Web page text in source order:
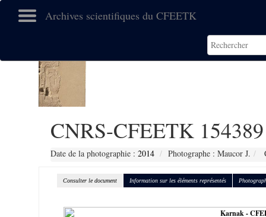
Archives scientifiques du CFEETK
CNRS-CFEETK 154389
Date de la photographie : 2014 Photographe : Maucor J.
Consulter le document Information sur les éléments représentés